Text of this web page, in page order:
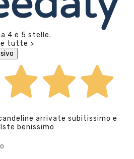
4 e 5 stelle.
tutte >
arrivate subitissimo e
benissimo